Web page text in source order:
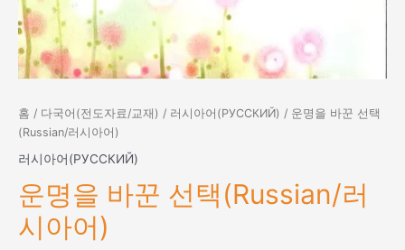
홈 / 다국어(전도자료/교재) / 러시아어(РУССКИЙ) / 운명을 바꾼 선택
(Russian/러시아어)
러시아어(РУССКИЙ)
운명을 바꾼 선택(Russian/러
시아어)